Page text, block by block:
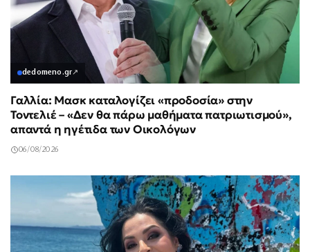
dedomeno.gr↗
Γαλλία: Μασκ καταλογίζει «προδοσία» στην
Τοντελιέ – «Δεν θα πάρω μαθήματα πατριωτισμού»,
απαντά η ηγέτιδα των Οικολόγων
06/08/2026